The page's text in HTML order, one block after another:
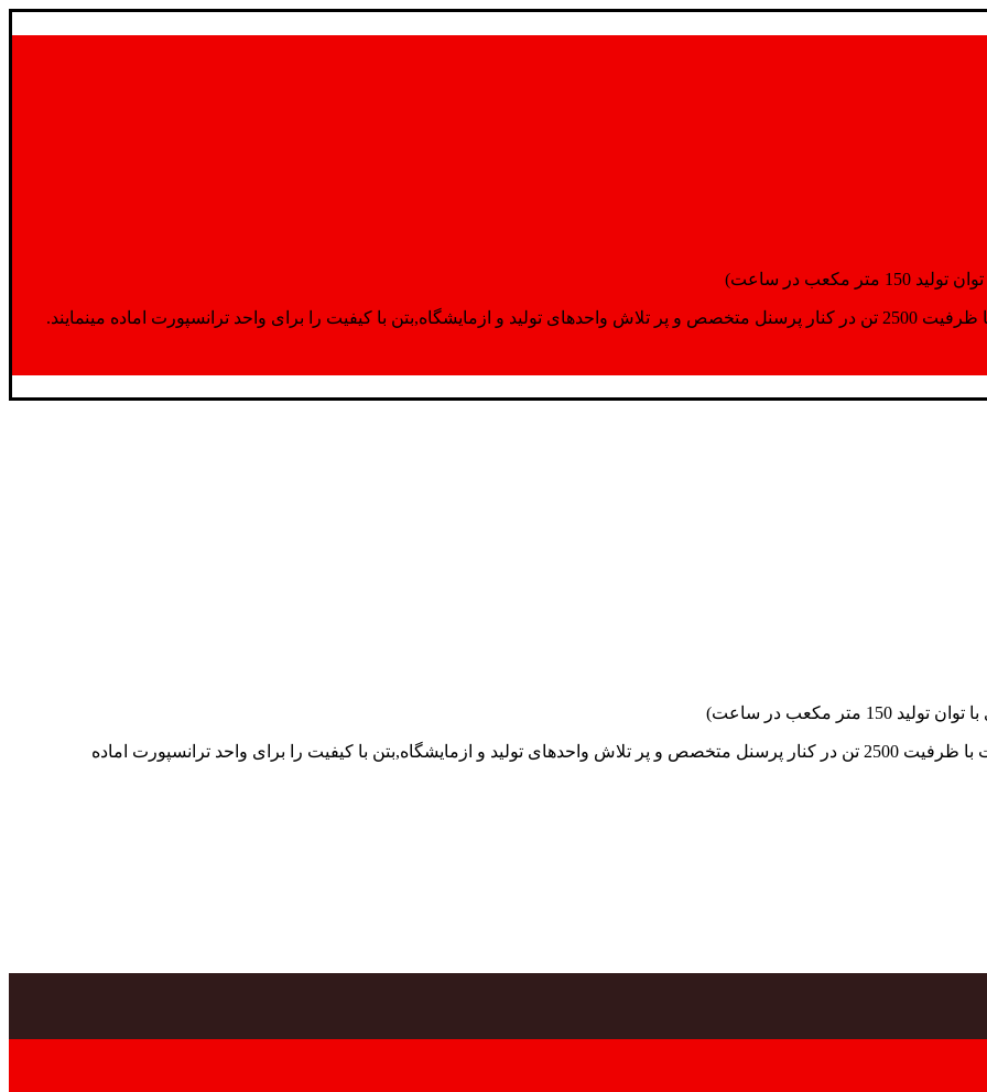
اماده مینمایند.
جهاد بتن با فضای کارگاهی و به کار گیری سه دستگاه بچینگ پلانت با ظرفیت 2500 تن در کنار پرسنل متخصص و پر تلاش واحدهای تولید و ازمایشگاه,بتن با کیفیت را برای واحد ترانسپورت اماده